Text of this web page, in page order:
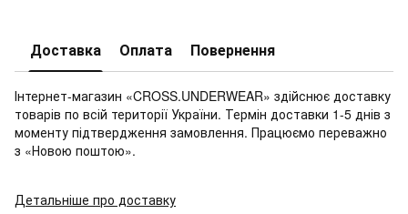
Доставка Оплата Повернення
Інтернет-магазин «CROSS.UNDERWEAR» здійснює доставку
товарів по всій території України. Термін доставки 1-5 днів з
моменту підтвердження замовлення. Працюємо переважно
з «Новою поштою».
Детальніше про доставку